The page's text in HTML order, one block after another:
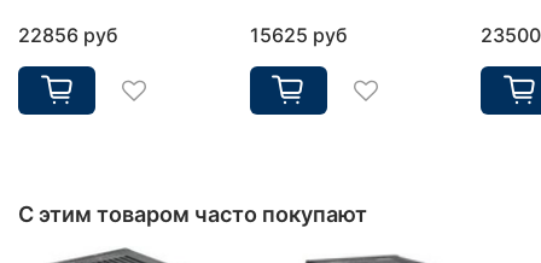
22856 руб 15625 руб
С этим товаром часто покупают